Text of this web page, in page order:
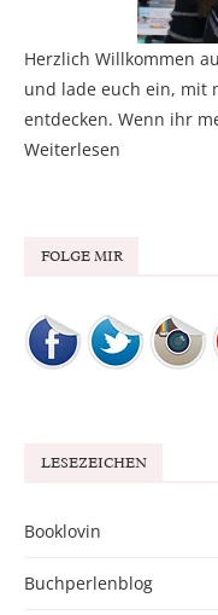
Herzlich Willkommen
und lade euch ein, mit
entdecken. Wenn ihr
Weiterlesen
FOLGE MIR
LESEZEICHEN
Booklovin
Buchperlenblog